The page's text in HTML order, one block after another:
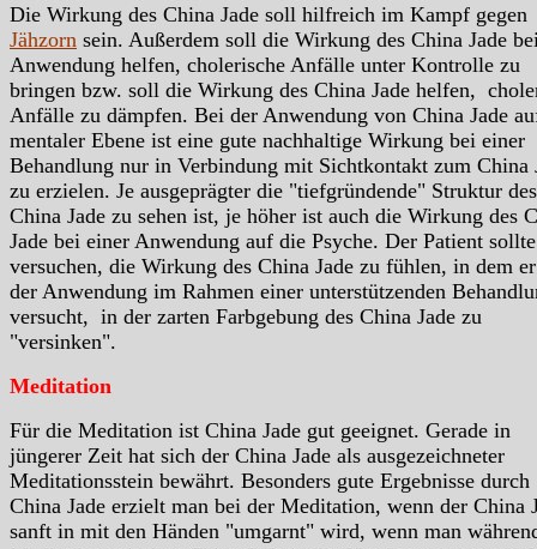
Die Wirkung des China Jade soll hilfreich im Kampf gegen
Jähzorn sein. Außerdem soll die Wirkung des China Jade
Anwendung helfen, cholerische Anfälle unter Kontrolle zu
bringen bzw. soll die Wirkung des China Jade helfen,
Anfälle zu dämpfen. Bei der Anwendung von China Jade
mentaler Ebene ist eine gute nachhaltige Wirkung bei einer
Behandlung nur in Verbindung mit Sichtkontakt zum China
zu erzielen. Je ausgeprägter die "tiefgründende" Struktur des
China Jade zu sehen ist, je höher ist auch die Wirkung des
Jade bei einer Anwendung auf die Psyche. Der Patient sollte
versuchen, die Wirkung des China Jade zu fühlen, in dem
der Anwendung im Rahmen einer unterstützenden
versucht, in der zarten Farbgebung des China Jade zu
"versinken".
Meditation
Für die Meditation ist China Jade gut geeignet. Gerade in
jüngerer Zeit hat sich der China Jade als ausgezeichneter
Meditationsstein bewährt. Besonders gute Ergebnisse durch
China Jade erzielt man bei der Meditation, wenn der China
sanft in mit den Händen "umgarnt" wird, wenn man